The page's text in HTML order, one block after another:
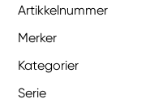
Artikkelnummer
Merker
Kategorier
Serie